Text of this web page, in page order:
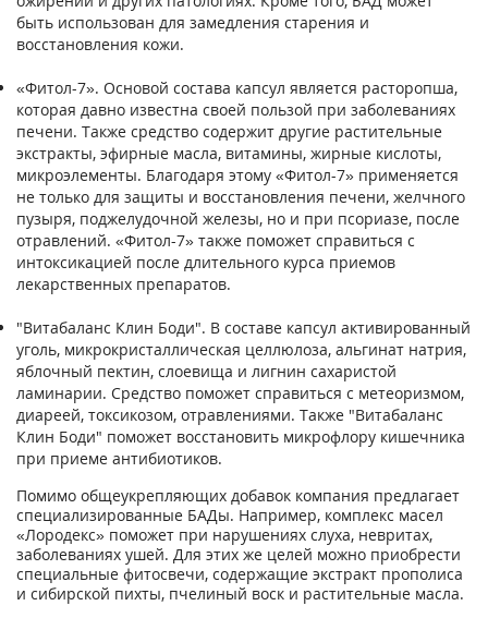
быть использован для замедления старения и
восстановления кожи.
«Фитол-7». Основой состава капсул является расторопша,
которая давно известна своей пользой при заболеваниях
печени. Также средство содержит другие растительные
экстракты, эфирные масла, витамины, жирные кислоты,
микроэлементы. Благодаря этому «Фитол-7» применяется
не только для защиты и восстановления печени, желчного
пузыря, поджелудочной железы, но и при псориазе, после
отравлений. «Фитол-7» также поможет справиться с
интоксикацией после длительного курса приемов
лекарственных препаратов.
"Витабаланс Клин Боди". В составе капсул активированный
уголь, микрокристаллическая целлюлоза, альгинат натрия,
яблочный пектин, слоевища и лигнин сахаристой
ламинарии. Средство поможет справиться с метеоризмом,
диареей, токсикозом, отравлениями. Также "Витабаланс
Клин Боди" поможет восстановить микрофлору кишечника
при приеме антибиотиков.
Помимо общеукрепляющих добавок компания предлагает
специализированные БАДы. Например, комплекс масел
«Лородекс» поможет при нарушениях слуха, невритах,
заболеваниях ушей. Для этих же целей можно приобрести
специальные фитосвечи, содержащие экстракт прополиса
и сибирской пихты, пчелиный воск и растительные масла.